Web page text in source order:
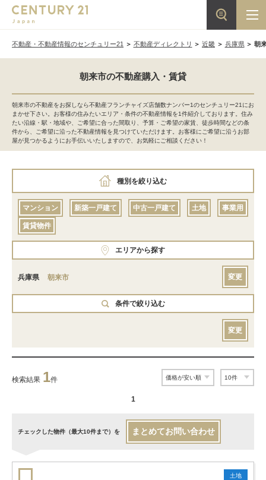
不動産・不動産情報のセンチュリー21 不動産ディレクトリ 近畿 兵庫県 朝
朝来市の不動産購入・賃貸
朝来市の不動産をお探しなら不動産フランチャイズ店舗数ナンバー1のセンチュリー21にお
まかせ下さい。お客様の住みたいエリア・条件の不動産情報を1件紹介しております。住み
たい沿線・駅・地域や、ご希望に合った間取り、予算・ご希望の家賃、徒歩時間などの条
件から、ご希望に沿った不動産情報を見つけていただけます。お客様にご希望に沿うお部
屋が見つかるようにお手伝いいたしますので、お気軽にご相談ください！
種別を絞り込む
マンション 新築一戸建て 中古一戸建て 土地 事業用
賃貸物件
エリアから探す
兵庫県 朝来市 変更
条件で絞り込む
変更
検索結果 1件
1
チェックした物件（最大10件まで）を まとめてお問い合わせ
土地